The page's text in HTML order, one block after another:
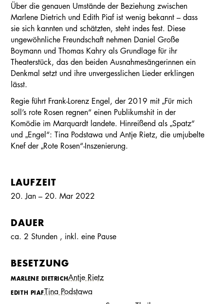
Kontakt
Über die genauen Umstände der Beziehung zwischen
Marlene Dietrich und Edith Piaf ist wenig bekannt – dass
sie sich kannten und schätzten, steht indes fest. Diese
ungewöhnliche Freundschaft nehmen Daniel Große
Boymann und Thomas Kahry als Grundlage für ihr
Theaterstück, das den beiden Ausnahmesängerinnen ein
Denkmal setzt und ihre unvergesslichen Lieder erklingen
lässt.
Regie führt Frank-Lorenz Engel, der 2019 mit „Für mich
soll’s rote Rosen regnen“ einen Publikumshit in der
Komödie im Marquardt landete. Hinreißend als „Spatz“
und „Engel“: Tina Podstawa und Antje Rietz, die umjubelte
Knef der „Rote Rosen“-Inszenierung.
LAUFZEIT
20. Jan – 20. Mar 2022
DAUER
ca. 2 Stunden , inkl.eine Pause
BESETZUNG
MARLENE DIETRICHAntje Rietz
EDITH PIAFTina Podstawa